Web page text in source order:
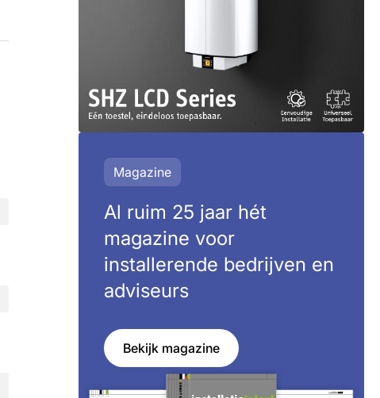
Magazine
Al ruim 25 jaar hét
magazine voor
installerende bedrijven en
adviseurs
Bekijk magazine